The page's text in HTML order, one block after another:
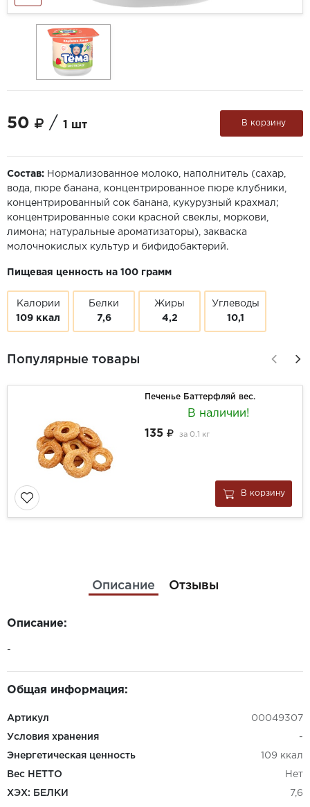
50 / 1 шт В корзину
Состав: Нормализованное молоко, наполнитель (сахар,
вода, пюре банана, концентрированное пюре клубники,
концентрированный сок банана, кукурузный крахмал;
концентрированные соки красной свеклы, моркови,
лимона; натуральные ароматизаторы), закваска
молочнокислых культур и бифидобактерий.
Пищевая ценность на 100 грамм
Калории
109 ккал
Белки
7,6
Жиры
4,2
Углеводы
10,1
Популярные товары
Печенье Баттерфляй вес.
В наличии!
135
за 0.1 кг
В корзину
Описание Отзывы
Описание:
-
Общая информация:
Артикул 00049307
Условия хранения -
Энергетическая ценность 109 ккал
Вес НЕТТО Нет
ХЭХ: БЕЛКИ 7,6